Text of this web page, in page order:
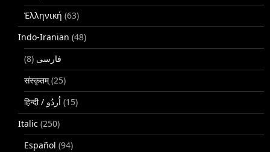
Ἑλληνική (63)
Indo-Iranian (48)
فارسی (8)
संस्कृतम्(25)
(15)
Italic (250)
Español (94)